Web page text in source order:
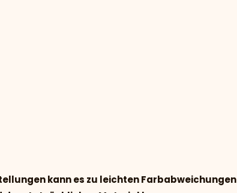
kann es zu leichten Farbabweichungen